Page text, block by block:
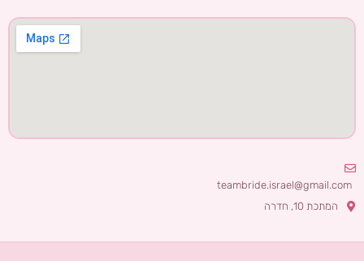
teambride.israel@gmail.com
המתכת 10, חדרה